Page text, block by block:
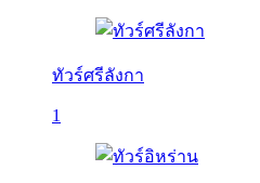
ทัวร์ศรีลังกา
1